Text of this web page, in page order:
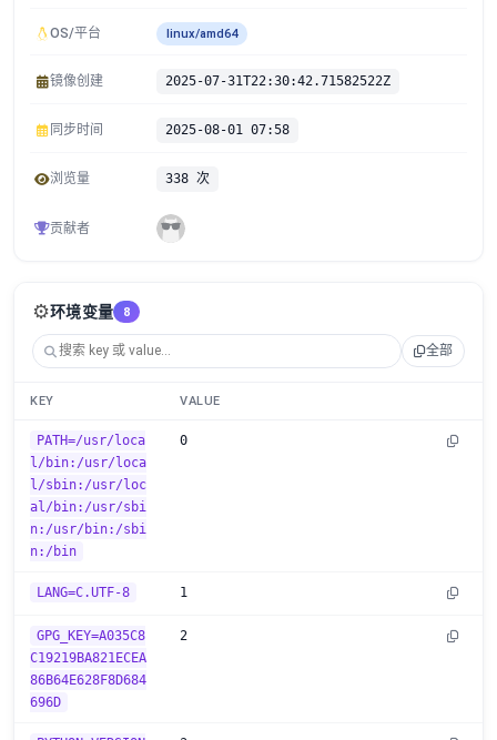
OS/平台 linux/amd64
镜像创建 2025-07-31T22:30:42.71582522Z
同步时间 2025-08-01 07:58
浏览量 338 次
贡献者
⚙️环境变量 8
全部
KEY VALUE
PATH=/usr/loca
l/bin:/usr/loca
l/sbin:/usr/loc
al/bin:/usr/sbi
n:/usr/bin:/sbi
n:/bin
0
LANG=C.UTF-8 1
GPG_KEY=A035C8
C19219BA821ECEA
86B64E628F8D684
696D
2